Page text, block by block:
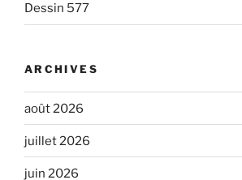
Dessin 577
ARCHIVES
août 2026
juillet 2026
juin 2026